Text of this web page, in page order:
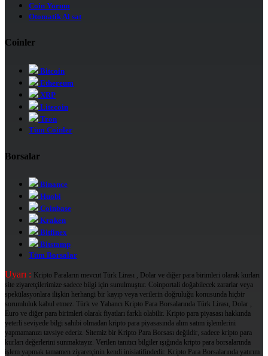
Coin Yorum
Otomatik Al sat
Coinler
Bitcoin
Ethereum
XRP
Litecoin
Tron
Tüm Coinler
Borsalar
Binance
Huobi
Coinbase
Kraken
Bitfinex
Bitstamp
Tüm Borsalar
Uyarı : Kripto Paraların mevcut Türk Lirası , Dolar ve diğer para birimleri olarak kurları
site ziyaretçilerimize sadece bilgi için sunulmuştur. Coinportali doğabilecek zararlar veya
spekülasyonlara ilişkin herhangi bir kayıp veya verilerin doğruluğu konusunda hiçbir
sorumluluk kabul etmez. Türk ve Yabancı Kripto Para Borsalarında Türk Lirası, Dolar ,
Euro ve diğer para birimleri olarak fiyatları farklı olabilir. Kripto para piyasası hakkında
yeterli seviyede bilgi sahibi olmadan kripto para piyasasında alım satım işlemlerini
yapmamanızı tavsiye ederiz. Sitemiz bir Kripto Para Borsası değildir, sadece kripto para
kurları değerlerini sunmaktayız. Verilen tanıtıcı bilgiler ışığında kripto para borsalarında
işlem yapmak tamamen ziyaretçinin kendi inisiatifindedir. Kripto Para Borsalarında yatırım